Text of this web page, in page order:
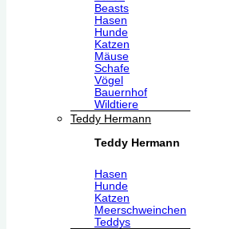
Beasts
Hasen
Hunde
Katzen
Mäuse
Schafe
Vögel
Bauernhof
Wildtiere
Teddy Hermann
Teddy Hermann
Hasen
Hunde
Katzen
Meerschweinchen
Teddys